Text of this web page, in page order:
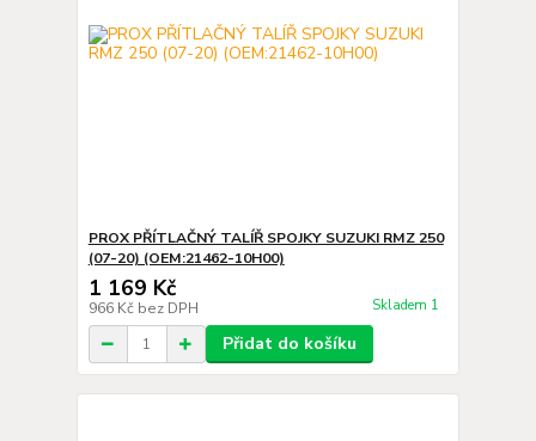
PROX PŘÍTLAČNÝ TALÍŘ SPOJKY SUZUKI RMZ 250
(07-20) (OEM:21462-10H00)
1 169 Kč
966 Kč bez DPH Skladem 1
Přidat do košíku